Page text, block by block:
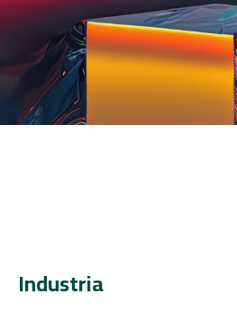
Industria